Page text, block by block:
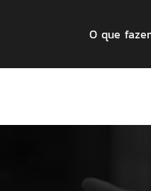
O que